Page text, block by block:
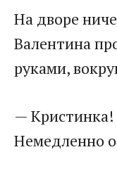
На дворе
Валентина
руками,
— Кристинка!
Немедленно